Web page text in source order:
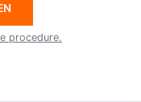
procedure.